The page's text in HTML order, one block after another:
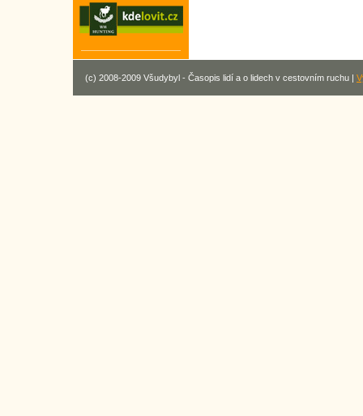
(c) 2008-2009 Všudybyl - Časopis lidí a o lidech v cestovním ruchu |